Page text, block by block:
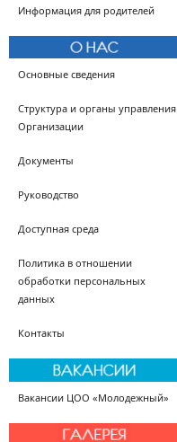
Информация для родителей
Основные сведения
Структура и органы управления
Организации
Документы
Руководство
Доступная среда
Политика в отношении
обработки персональных
данных
Контакты
Вакансии ЦОО «Молодежный»